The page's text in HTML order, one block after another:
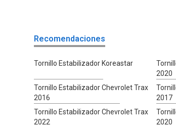
Recomendaciones
Tornillo Estabilizador Koreastar
2020
Tornillo Estabilizador Chevrolet Trax
2016
2017
Tornillo Estabilizador Chevrolet Trax
2022
2020